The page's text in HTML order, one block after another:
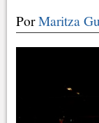
PorMaritza